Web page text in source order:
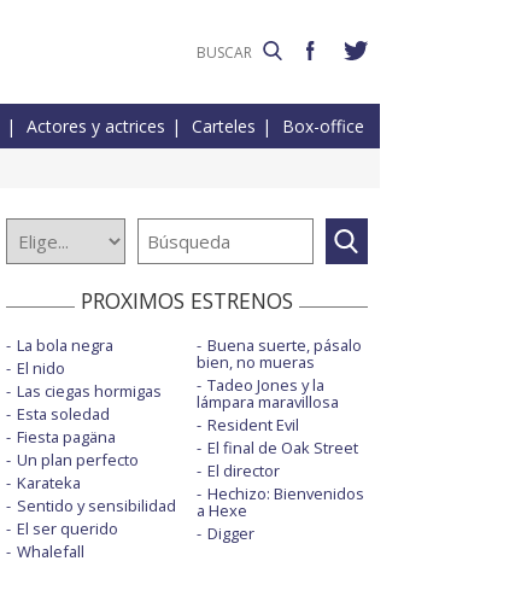
Actores y actrices Carteles Box-office
PROXIMOS ESTRENOS
La bola negra
El nido
Las ciegas hormigas
Esta soledad
Fiesta pagäna
Un plan perfecto
Karateka
Sentido y sensibilidad
El ser querido
Whalefall
Buena suerte, pásalo
bien, no mueras
Tadeo Jones y la
lámpara maravillosa
Resident Evil
El final de Oak Street
El director
Hechizo: Bienvenidos
a Hexe
Digger